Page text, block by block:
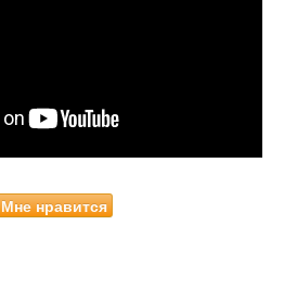
Мне нравится